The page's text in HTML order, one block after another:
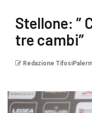
Stellone: ”
tre cambi”
Redazione